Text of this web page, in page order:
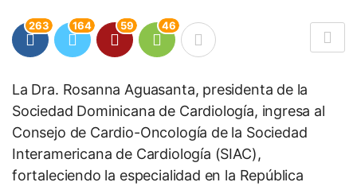
263 164 59 46
La Dra. Rosanna Aguasanta, presidenta de la
Sociedad Dominicana de Cardiología, ingresa al
Consejo de Cardio-Oncología de la Sociedad
Interamericana de Cardiología (SIAC),
fortaleciendo la especialidad en la República